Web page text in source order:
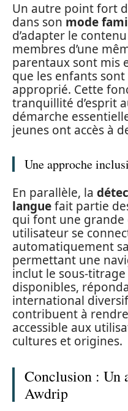
Un autre point fort
dans son mode
d’adapter le
membres d’une
parentaux sont mis
que les enfants
approprié. Cette
tranquillité d’esprit
démarche
jeunes ont accès à
Une approche
En parallèle, la
languefait partie
qui font une grande
utilisateur se
automatiquement
permettant une
inclut le sous-
disponibles,
international
contribuent à
accessible aux
cultures et origines.
Conclusion : Un
Awdrip